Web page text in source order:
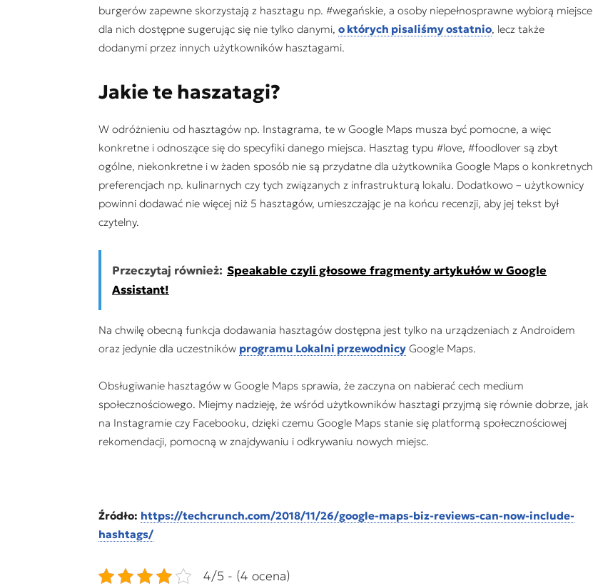
burgerów zapewne skorzystają z hasztagu np. #wegańskie, a osoby niepełnosprawne wybiorą miejsce
dla nich dostępne sugerując się nie tylko danymi, o których pisaliśmy ostatnio, lecz także
dodanymi przez innych użytkowników hasztagami.
Jakie te haszatagi?
W odróżnieniu od hasztagów np. Instagrama, te w Google Maps musza być pomocne, a więc
konkretne i odnoszące się do specyfiki danego miejsca. Hasztag typu #love, #foodlover są zbyt
ogólne, niekonkretne i w żaden sposób nie są przydatne dla użytkownika Google Maps o konkretnych
preferencjach np. kulinarnych czy tych związanych z infrastrukturą lokalu. Dodatkowo – użytkownicy
powinni dodawać nie więcej niż 5 hasztagów, umieszczając je na końcu recenzji, aby jej tekst był
czytelny.
Przeczytaj również: Speakable czyli głosowe fragmenty artykułów w Google
Assistant!
Na chwilę obecną funkcja dodawania hasztagów dostępna jest tylko na urządzeniach z Androidem
oraz jedynie dla uczestników programu Lokalni przewodnicy Google Maps.
Obsługiwanie hasztagów w Google Maps sprawia, że zaczyna on nabierać cech medium
społecznościowego. Miejmy nadzieję, że wśród użytkowników hasztagi przyjmą się równie dobrze, jak
na Instagramie czy Facebooku, dzięki czemu Google Maps stanie się platformą społecznościowej
rekomendacji, pomocną w znajdywaniu i odkrywaniu nowych miejsc.
Źródło: https://techcrunch.com/2018/11/26/google-maps-biz-reviews-can-now-include-
hashtags/
4/5 - (4 ocena)